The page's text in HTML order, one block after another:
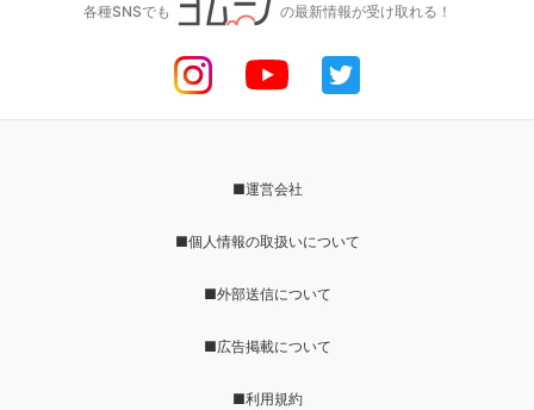
各種SNSでも の最新情報が受け取れる！
■運営会社
■個人情報の取扱いについて
■外部送信について
■広告掲載について
■利用規約